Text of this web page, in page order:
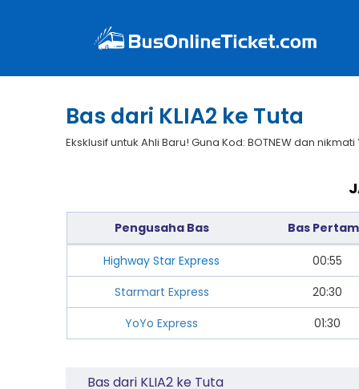
Bas dari KLIA2 ke Tuta
Eksklusif untuk Ahli Baru! Guna Kod: BOTNEW dan nikmati
Pengusaha Bas Bas
Highway Star Express
00:55
Starmart Express
20:30
YoYo Express
01:30
Bas dari KLIA2 ke Tuta